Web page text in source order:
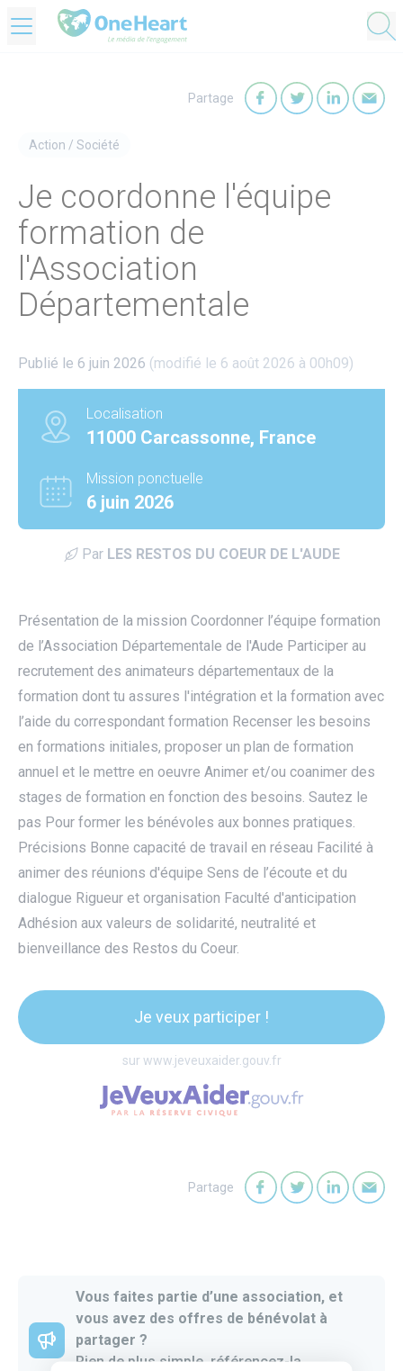
Partage
Action / Société
Je coordonne l'équipe
formation de
l'Association
Départementale
Publié le 6 juin 2026 (modifié le 6 août 2026 à 00h09)
Localisation
11000 Carcassonne, France
Mission ponctuelle
6 juin 2026
Par LES RESTOS DU COEUR DE L'AUDE
Présentation de la mission Coordonner l’équipe formation
de l’Association Départementale de l'Aude Participer au
recrutement des animateurs départementaux de la
formation dont tu assures l'intégration et la formation avec
l’aide du correspondant formation Recenser les besoins
en formations initiales, proposer un plan de formation
annuel et le mettre en oeuvre Animer et/ou coanimer des
stages de formation en fonction des besoins. Sautez le
pas Pour former les bénévoles aux bonnes pratiques.
Précisions Bonne capacité de travail en réseau Facilité à
animer des réunions d'équipe Sens de l’écoute et du
dialogue Rigueur et organisation Faculté d'anticipation
Adhésion aux valeurs de solidarité, neutralité et
bienveillance des Restos du Coeur.
Je veux participer !
sur www.jeveuxaider.gouv.fr
Partage
Vous faites partie d’une association, et
vous avez des offres de bénévolat à
partager ?
Rien de plus simple, référencez-la